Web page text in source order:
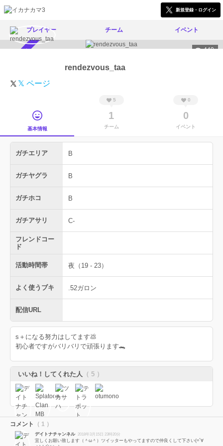
新規登録・ログイン
プレイヤー チーム イベント
440
rendezvous_taa
𝕏 ページ
基本情報
5
1
チーム
0
0
イベント
ガチエリア B
ガチヤグラ B
ガチホコ B
ガチアサリ C-
フレンドコー
ド
活動時間帯 夜（19 - 23）
よく使うブキ .52ガロン
配信URL
s＋になる努力はしてます💩
初心者ですがバリバリで頑張ります🐊
いいね！してくれた人 （ 5 ）
コメント （ 1 ）
デイトナチャンネル 2018年3月15日 23時20分
宜しくお願い致します（＾ω＾）ツイッターもやってますので仲良くして下さい(=´∀